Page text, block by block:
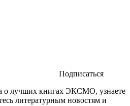
Подписаться
о лучших книгах ЭКСМО, узнаете
литературным новостям и